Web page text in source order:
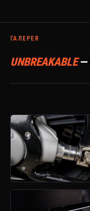
ГАЛЕРЕЯ
UNBREAKABLE—